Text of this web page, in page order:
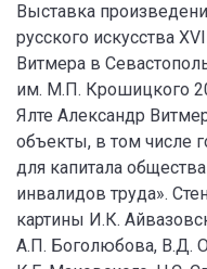
Выставка
русского искусства
Витмера в
им. М.П. Крошицкого
Ялте Александр
объекты, в том числе
для капитала
инвалидов труда».
картины И.К.
А.П. Боголюбова, В.Д.